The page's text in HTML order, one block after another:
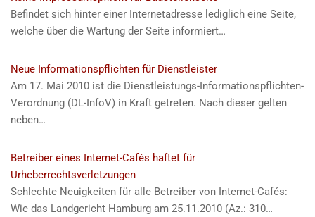
h
i
s
t
e
m
:
Submit
Rating
Befindet sich hinter einer Internetadresse lediglich eine Seite,
welche über die Wartung der Seite informiert…
Neue Informationspflichten für Dienstleister
Am 17. Mai 2010 ist die Dienstleistungs-Informationspflichten-
Verordnung (DL-InfoV) in Kraft getreten. Nach dieser gelten
neben…
Betreiber eines Internet-Cafés haftet für
Urheberrechtsverletzungen
Schlechte Neuigkeiten für alle Betreiber von Internet-Cafés:
Wie das Landgericht Hamburg am 25.11.2010 (Az.: 310…